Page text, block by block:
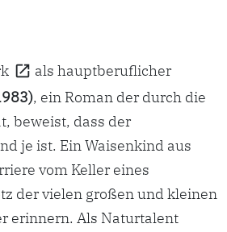
als hauptberuflicher
, ein Roman der durch die
beweist, dass der
je ist. Ein Waisenkind aus
vom Keller eines
der vielen großen und kleinen
erinnern. Als Naturtalent